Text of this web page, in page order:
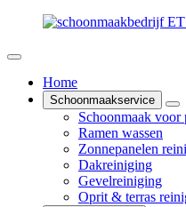
Home
Schoonmaakservice
Schoonmaak
Ramen wassen
Zonnepanelen
Dakreiniging
Gevelreiniging
Oprit & terras